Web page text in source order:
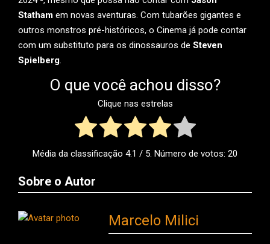
Statham em novas aventuras. Com tubarões gigantes e
outros monstros pré-históricos, o Cinema já pode contar
com um substituto para os dinossauros de Steven
Spielberg.
O que você achou disso?
Clique nas estrelas
Média da classificação 4.1 / 5. Número de votos: 20
Sobre o Autor
Marcelo Milici